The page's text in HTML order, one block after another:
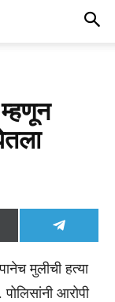
Share
on
मुलीची हत्या
आरोपी